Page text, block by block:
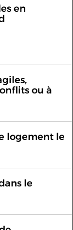
en
ou à
logement le
le